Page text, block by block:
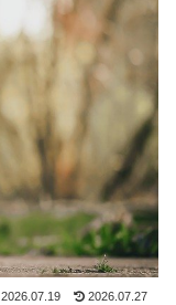
2026.07.19 2026.07.27